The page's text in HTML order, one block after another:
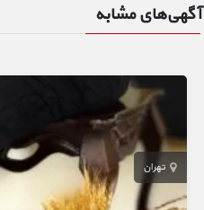
آگهی‌های مشابه
تهران